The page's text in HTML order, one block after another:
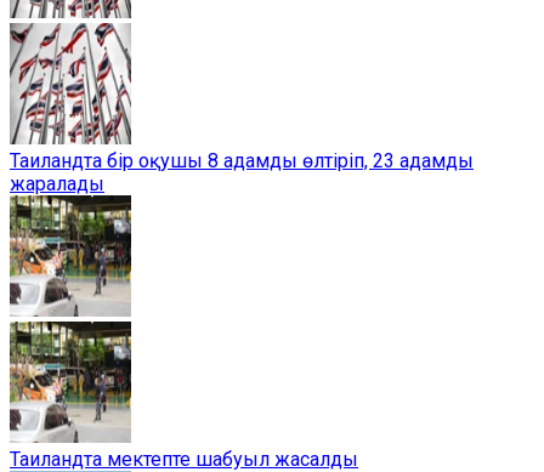
Таиландта бір оқушы 8 адамды өлтіріп, 23 адамды
жаралады
Таиландта мектепте шабуыл жасалды